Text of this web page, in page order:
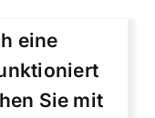
eine
Sie mit